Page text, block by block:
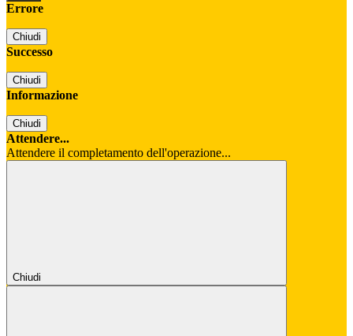
Errore
Chiudi
Successo
Chiudi
Informazione
Chiudi
Attendere...
Attendere il completamento dell'operazione...
Chiudi